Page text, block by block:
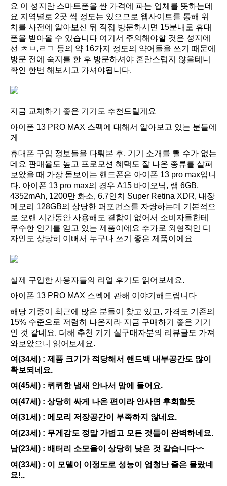
요 이 성지란 스마트폰을 싼 가격에 파는 업체를 뜻하는데
요 지역별로 2곳 씩 정도는 있으므로 웹사이트를 통해 위
치를 사전에 알아보신 뒤 직접 방문하시면 15분내로 휴대
폰을 받아올 수 있습니다 여기서 주의해야할 것은 성지에
선 ㅊㅂ,ㄹㄱ 등의 약 16가지 정도의 약어들을 쓰기 때문에
방문 전에 숙지를 한 후 방문하셔야 혼란스럽지 않을테니
확인 한번 해보시고 가셔야됩니다.
지금 교체하기 좋은 기기도 추천드릴게요
아이폰 13 PRO MAX 스펙에 대해서 알아보고 있는 분들에
게
휴대폰 구입 정보들을 다뤄본 후, 기기 소개를 뺄 수가 없는
데요 판매율도 높고 프로모션 혜택도 잘 나온 종류를 살펴
보았을 때 가장 돋보이는 핸드폰은 아이폰 13 pro max입니
다. 아이폰 13 pro max의 경우 A15 바이오닉, 램 6GB,
4352mAh, 1200만 화소, 6.7인치 Super Retina XDR, 내장
메모리 128GB의 상당한 퍼포먼스를 자랑하는데 기본적으
로 오랜 시간동안 사용해도 결함이 없어서 소비자들한테
무수한 인기를 얻고 있는 제품이에요 추가로 외형적인 디
자인도 상당히 이뻐서 누구나 쓰기 좋은 제품이에요
실제 구입한 사용자들의 리얼 후기도 읽어보세요.
아이폰 13 PRO MAX 스펙에 관해 이야기해드립니다
해당 기종이 최근에 많은 분들이 찾고 있고, 가격도 기존의
15% 수준으로 저렴히 나온지라 지금 구매하기 좋은 기기
인 것 같네요. 더해 추천 기기 실구매자분의 리뷰글도 가져
와보았으니 읽어보세요.
여(34세) : 제품 크기가 적당해서 핸드백 내부공간도 많이
확보되네요.
여(45세) : 퀴퀴한 냄새 안나서 맘에 들어요.
여(47세) : 상당히 싸게 나온 편이라 안사면 후회할듯
여(31세) : 메모리 저장공간이 부족하지 않네요.
여(23세) : 무게감도 정말 가볍고 모든 것들이 완벽하네요.
남(23세) : 배터리 소모율이 상당히 낮은 것 같습니다~~
여(33세) : 이 모델이 이정도로 성능이 엄청난 줄은 몰랐네
요!..